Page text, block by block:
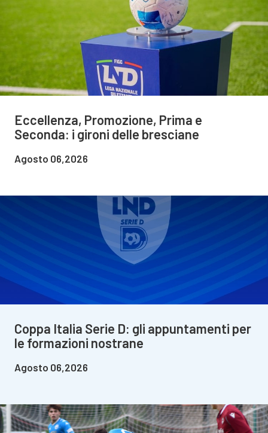
Eccellenza, Promozione, Prima e
Seconda: i gironi delle bresciane
Agosto 06,2026
Coppa Italia Serie D: gli appuntamenti per
le formazioni nostrane
Agosto 06,2026